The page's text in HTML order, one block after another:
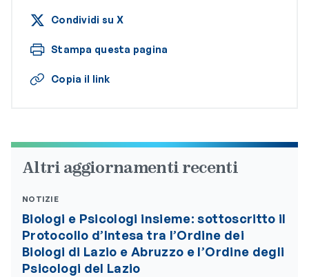
Condividi su X
Stampa questa pagina
Copia il link
Altri aggiornamenti recenti
NOTIZIE
Biologi e Psicologi insieme: sottoscritto il
Protocollo d’Intesa tra l’Ordine dei
Biologi di Lazio e Abruzzo e l’Ordine degli
Psicologi del Lazio